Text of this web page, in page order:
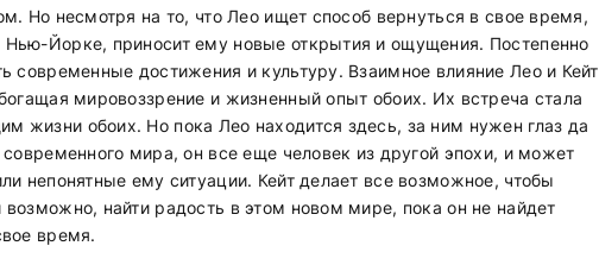
Но несмотря на то, что Лео ищет способ вернуться в свое время,
Йорке, приносит ему новые открытия и ощущения. Постепенно
современные достижения и культуру. Взаимное влияние Лео и Кейт
мировоззрение и жизненный опыт обоих. Их встреча стала
жизни обоих. Но пока Лео находится здесь, за ним нужен глаз да
современного мира, он все еще человек из другой эпохи, и может
непонятные ему ситуации. Кейт делает все возможное, чтобы
возможно, найти радость в этом новом мире, пока он не найдет
время.